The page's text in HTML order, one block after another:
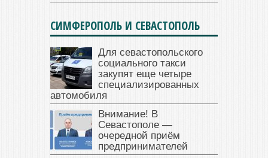
СИМФЕРОПОЛЬ И СЕВАСТОПОЛЬ
Для севастопольского
социального такси
закупят еще четыре
специализированных
автомобиля
Внимание! В
Севастополе —
очередной приём
предпринимателей